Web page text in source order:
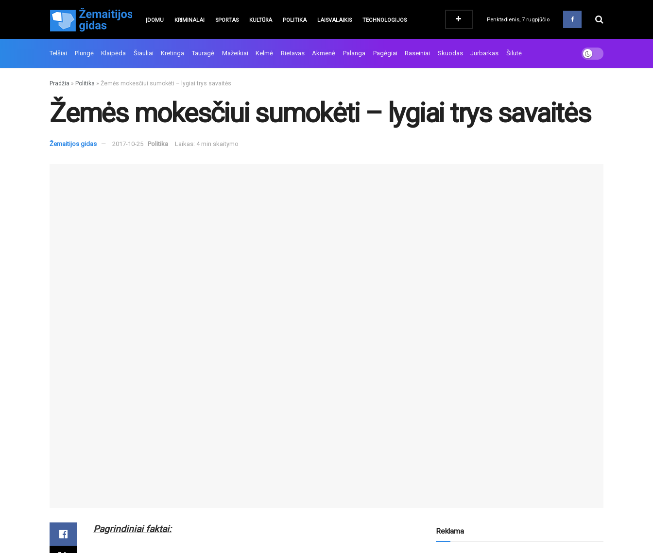
ĮDOMU KRIMINALAI SPORTAS KULTŪRA POLITIKA LAISVALAIKIS TECHNOLOGIJOS Penktadienis, 7 rugpjūčio
Telšiai Plungė Klaipėda Šiauliai Kretinga Tauragė Mažeikiai Kelmė Rietavas Akmenė Palanga Pagėgiai Raseiniai Skuodas Jurbarkas Šilutė
Pradžia » Politika » Žemės mokesčiui sumokėti – lygiai trys savaitės
Žemės mokesčiui sumokėti – lygiai trys savaitės
Žemaitijos gidas 2017-10-25 Politika Laikas: 4 min skaitymo
Pagrindiniai faktai: Reklama